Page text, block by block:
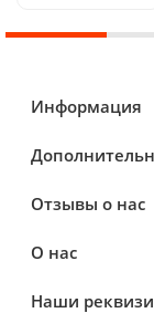
Информация
Отзывы о нас
О нас
Наши